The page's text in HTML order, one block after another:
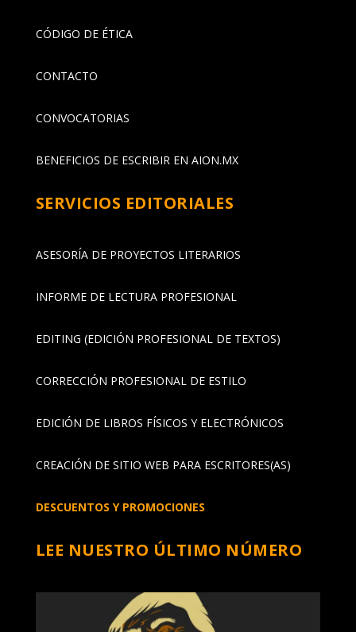
CÓDIGO DE ÉTICA
CONTACTO
CONVOCATORIAS
BENEFICIOS DE ESCRIBIR EN AION.MX
SERVICIOS EDITORIALES
ASESORÍA DE PROYECTOS LITERARIOS
INFORME DE LECTURA PROFESIONAL
EDITING (EDICIÓN PROFESIONAL DE TEXTOS)
CORRECCIÓN PROFESIONAL DE ESTILO
EDICIÓN DE LIBROS FÍSICOS Y ELECTRÓNICOS
CREACIÓN DE SITIO WEB PARA ESCRITORES(AS)
DESCUENTOS Y PROMOCIONES
LEE NUESTRO ÚLTIMO NÚMERO